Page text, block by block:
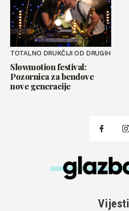
TOTALNO DRUKČIJI OD DRUGIH
Slowmotion festival:
Pozornica za bendove
nove generacije
Vijesti